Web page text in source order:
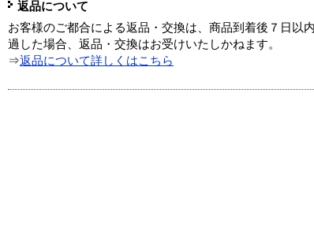
返品について
お客様のご都合による返品・交換は、商品到着後７日以
過した場合、返品・交換はお受けいたしかねます。
⇒返品について詳しくはこちら